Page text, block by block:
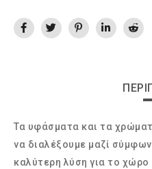
Τα υφάσματα και τα
να διαλέξουμε μαζί
καλύτερη λύση για το χώρο